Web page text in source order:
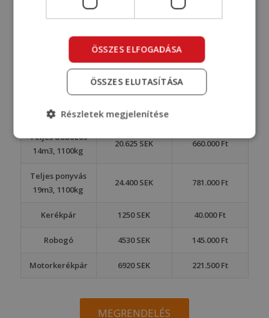
600kg (6m3),
„Fél kocsi”
700kg (7m3) 15.220 SEK 487.000 Ft
16.920 SEK
900kg (9m3) 18.500 SEK
Teljes dobozos
14m3, 1100kg
20.625 SEK 660.000 Ft
Teljes ponyvás
19m3, 1100kg
24.400 SEK 781.000 Ft
Kerékpár 1250 SEK 40.000 Ft
Robogó 4530 SEK 145.000 Ft
Motorkerékpár 6920 SEK 221.500 Ft
MEGRENDELÉS
ÖSSZES ELFOGADÁSA
ÖSSZES ELUTASÍTÁSA
Részletek megjelenítése